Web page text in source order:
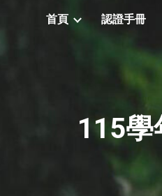
Skip to
首頁 認證手冊
115學